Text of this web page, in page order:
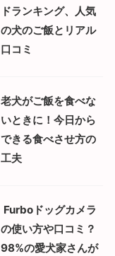
ドランキング、人気
の犬のご飯とリアル
口コミ
老犬がご飯を食べな
いときに！今日から
できる食べさせ方の
工夫
Furboドッグカメラ
の使い方や口コミ？
98%の愛犬家さんが